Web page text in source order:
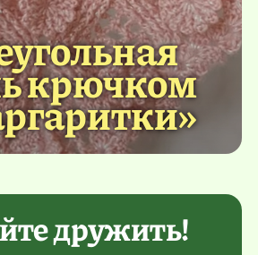
крючком
дружить!